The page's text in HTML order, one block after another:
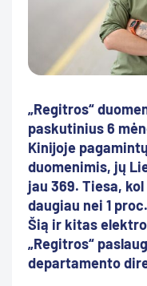
„Regitros“
paskutinius 6
Kinijoje
duomenimis, jų
jau 369. Tiesa,
daugiau nei 1
Šią ir kitas
„Regitros“
departamento